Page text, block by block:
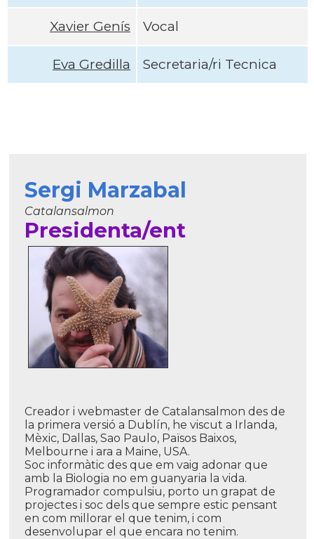
Xavier Genís Vocal
Eva Gredilla Secretaria/ri Tecnica
Sergi Marzabal
Catalansalmon
Presidenta/ent
Creador i webmaster de Catalansalmon des de
la primera versió a Dublí­n, he viscut a Irlanda,
Mèxic, Dallas, Sao Paulo, Països Baixos,
Melbourne i ara a Maine, USA.
Soc informàtic des que em vaig adonar que
amb la Biologia no em guanyaria la vida.
Programador compulsiu, porto un grapat de
projectes i soc dels que sempre estic pensant
en com millorar el que tenim, i com
desenvolupar el que encara no tenim.